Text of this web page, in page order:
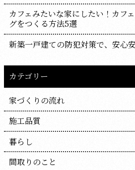
カフェみたいな家にしたい！カフ
グをつくる方法5選
新築一戸建ての防犯対策で、安心
カテゴリー
家づくりの流れ
施工品質
暮らし
間取りのこと